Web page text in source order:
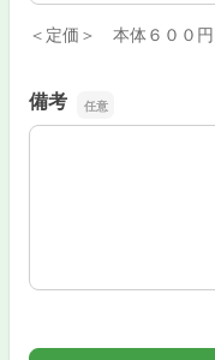
＜定価＞ 本体６００
備考
備考